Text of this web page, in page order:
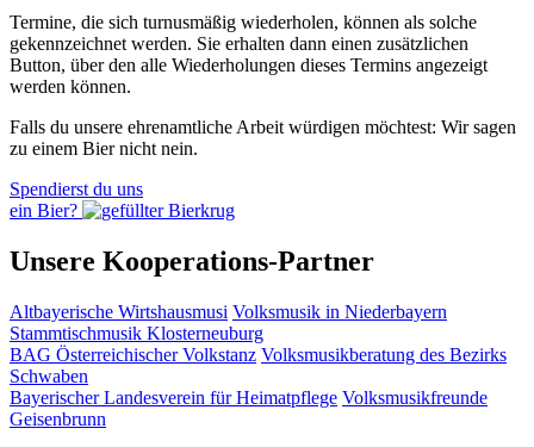
Termine, die sich turnusmäßig wiederholen, können als solche
gekennzeichnet werden. Sie erhalten dann einen zusätzlichen
Button, über den alle Wiederholungen dieses Termins angezeigt
werden können.
Falls du unsere ehrenamtliche Arbeit würdigen möchtest: Wir sagen
zu einem Bier nicht nein.
Spendierst du uns
ein Bier?
Unsere Kooperations-Partner
Altbayerische Wirtshausmusi Volksmusik in Niederbayern
Stammtischmusik Klosterneuburg
BAG Österreichischer Volkstanz Volksmusikberatung des Bezirks
Schwaben
Bayerischer Landesverein für Heimatpflege Volksmusikfreunde
Geisenbrunn